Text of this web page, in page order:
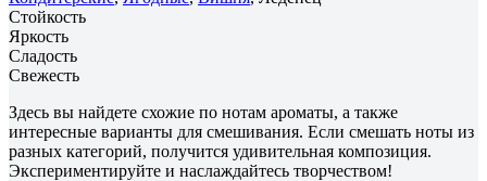
Стойкость
Яркость
Сладость
Свежесть
Здесь вы найдете схожие по нотам ароматы, а также
интересные варианты для смешивания. Если смешать ноты из
разных категорий, получится удивительная композиция.
Экспериментируйте и наслаждайтесь творчеством!